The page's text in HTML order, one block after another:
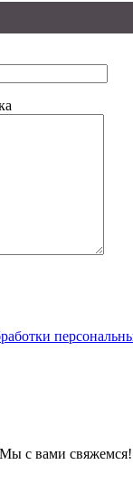
с вами свяжемся!